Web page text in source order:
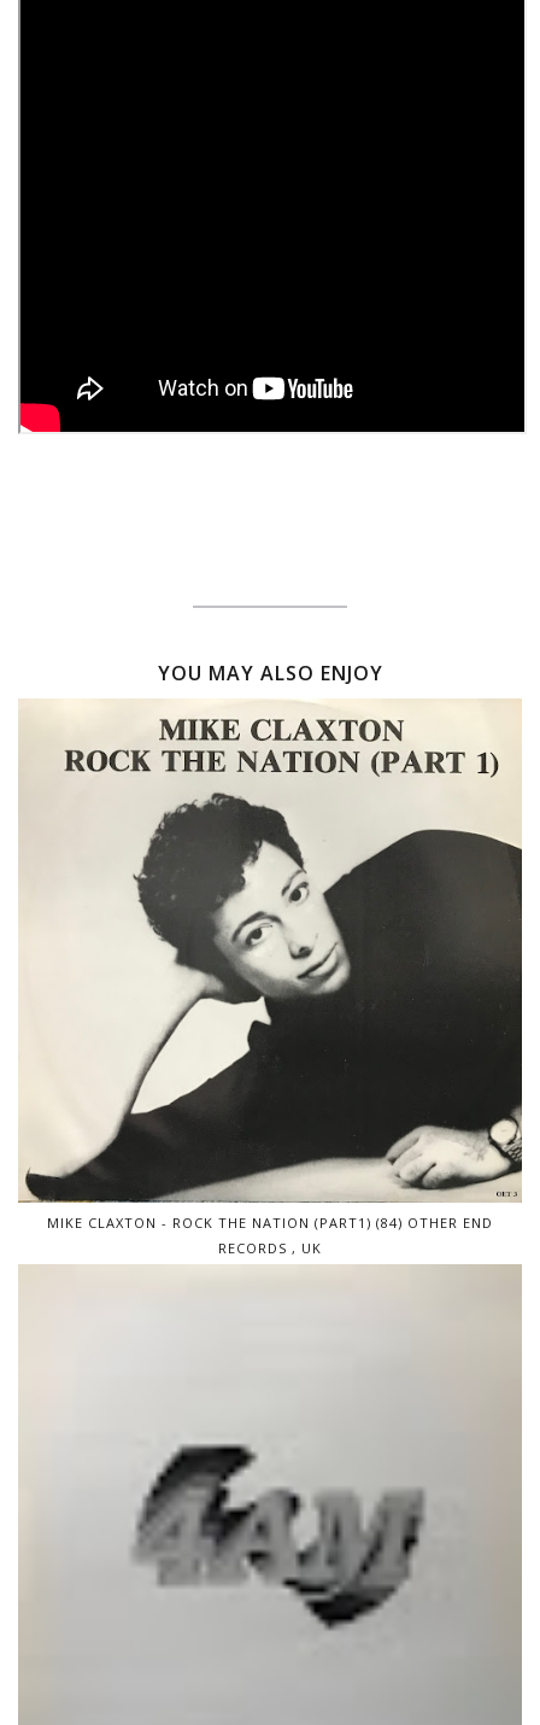
YOU MAY ALSO ENJOY
MIKE CLAXTON - ROCK THE NATION (PART1) (84) OTHER END
RECORDS , UK